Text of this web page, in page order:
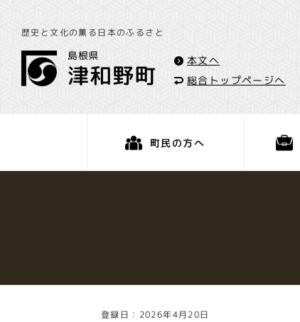
歴史と文化の薫る日本のふるさと
本文へ
総合トップページへ
町民の方へ
登録日：2026年4月20日